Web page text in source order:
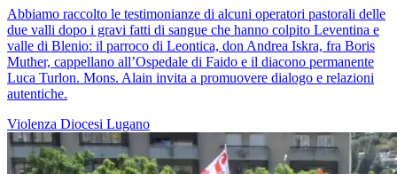
Abbiamo raccolto le testimonianze di alcuni operatori pastorali delle
due valli dopo i gravi fatti di sangue che hanno colpito Leventina e
valle di Blenio: il parroco di Leontica, don Andrea Iskra, fra Boris
Muther, cappellano all’Ospedale di Faido e il diacono permanente
Luca Turlon. Mons. Alain invita a promuovere dialogo e relazioni
autentiche.
Violenza Diocesi Lugano